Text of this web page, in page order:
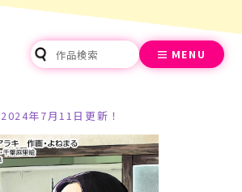
MENU
2024年7月11日更新！